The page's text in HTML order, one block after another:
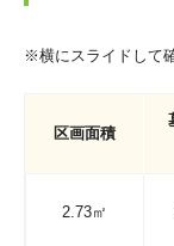
※横にスライドして
区画面積
2.73㎡